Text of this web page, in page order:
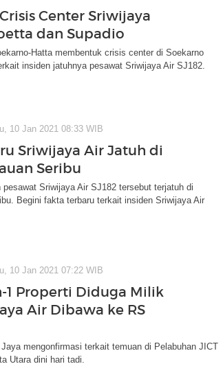
Center Sriwijaya
dan Supadio
Hatta membentuk crisis center di Soekarno
insiden jatuhnya pesawat Sriwijaya Air SJ182.
10 Jan 2021 08:33 WIB
Sriwijaya Air Jatuh di
Seribu
pesawat Sriwijaya Air SJ182 tersebut terjatuh di
Begini fakta terbaru terkait insiden Sriwijaya Air
10 Jan 2021 07:22 WIB
1 Properti Diduga Milik
Air Dibawa ke RS
mengonfirmasi terkait temuan di Pelabuhan JICT
Utara dini hari tadi.